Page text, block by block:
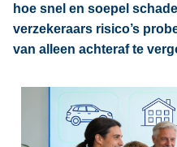
hoe snel en soepel
verzekeraars risico’s
van alleen achteraf te